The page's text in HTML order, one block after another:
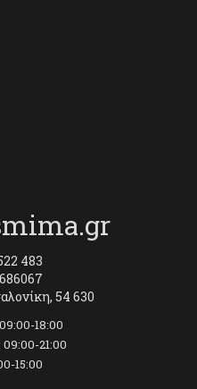
483
54 630
18:00
21:00
15:00